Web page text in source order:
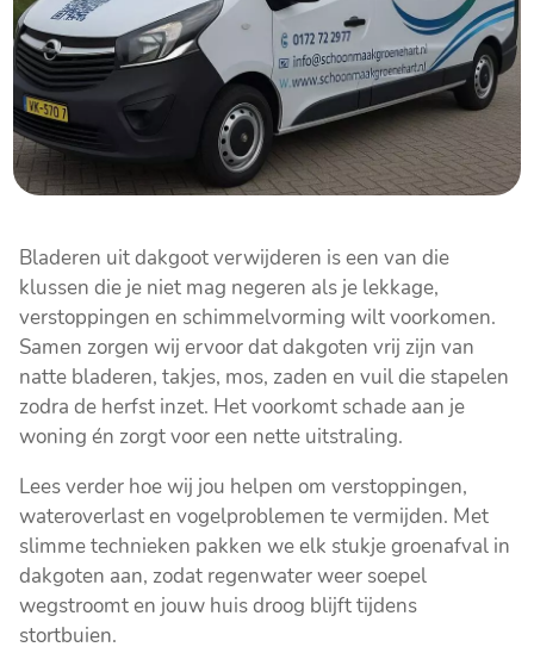
Bladeren uit dakgoot verwijderen is een van die
klussen die je niet mag negeren als je lekkage,
verstoppingen en schimmelvorming wilt voorkomen.
Samen zorgen wij ervoor dat dakgoten vrij zijn van
natte bladeren, takjes, mos, zaden en vuil die stapelen
zodra de herfst inzet. Het voorkomt schade aan je
woning én zorgt voor een nette uitstraling.
Lees verder hoe wij jou helpen om verstoppingen,
wateroverlast en vogelproblemen te vermijden. Met
slimme technieken pakken we elk stukje groenafval in
dakgoten aan, zodat regenwater weer soepel
wegstroomt en jouw huis droog blijft tijdens
stortbuien.